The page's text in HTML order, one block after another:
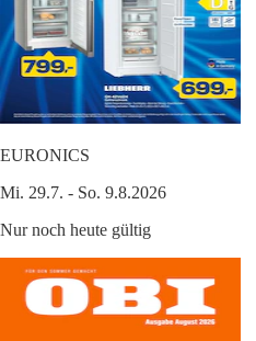
EURONICS
Mi. 29.7. - So. 9.8.2026
Nur noch heute gültig